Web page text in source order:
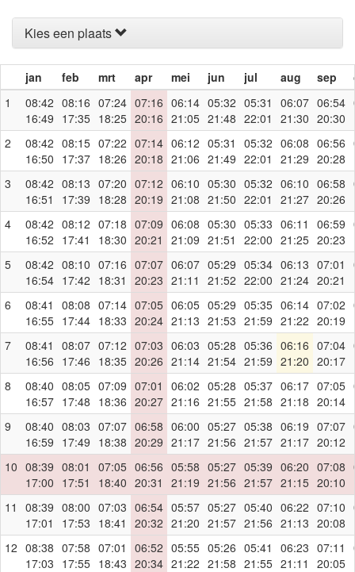
Kies een plaats
jan feb mrt apr mei jun jul aug sep
1
08:42
16:49
08:16
17:35
07:24
18:25
07:16
20:16
06:14
21:05
05:32
21:48
05:31
22:01
06:07
21:30
06:54
20:30
2
08:42
16:50
08:15
17:37
07:22
18:26
07:14
20:18
06:12
21:06
05:31
21:49
05:32
22:01
06:08
21:29
06:56
20:28
3
08:42
16:51
08:13
17:39
07:20
18:28
07:12
20:19
06:10
21:08
05:30
21:50
05:32
22:01
06:10
21:27
06:58
20:26
4
08:42
16:52
08:12
17:41
07:18
18:30
07:09
20:21
06:08
21:09
05:30
21:51
05:33
22:00
06:11
21:25
06:59
20:23
5
08:42
16:54
08:10
17:42
07:16
18:31
07:07
20:23
06:07
21:11
05:29
21:52
05:34
22:00
06:13
21:24
07:01
20:21
6
08:41
16:55
08:08
17:44
07:14
18:33
07:05
20:24
06:05
21:13
05:29
21:53
05:35
21:59
06:14
21:22
07:02
20:19
7
08:41
16:56
08:07
17:46
07:12
18:35
07:03
20:26
06:03
21:14
05:28
21:54
05:36
21:59
06:16
21:20
07:04
20:17
8
08:40
16:57
08:05
17:48
07:09
18:36
07:01
20:27
06:02
21:16
05:28
21:55
05:37
21:58
06:17
21:18
07:05
20:14
9
08:40
16:59
08:03
17:49
07:07
18:38
06:58
20:29
06:00
21:17
05:27
21:56
05:38
21:57
06:19
21:17
07:07
20:12
10 08:39
17:00
08:01
17:51
07:05
18:40
06:56
20:31
05:58
21:19
05:27
21:56
05:39
21:57
06:20
21:15
07:08
20:10
11
08:39
17:01
08:00
17:53
07:03
18:41
06:54
20:32
05:57
21:20
05:27
21:57
05:40
21:56
06:22
21:13
07:10
20:08
12 08:38
17:03
07:58
17:55
07:01
18:43
06:52
20:34
05:55
21:22
05:26
21:58
05:41
21:55
06:23
21:11
07:11
20:05